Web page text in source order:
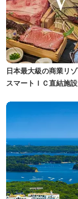
日本最大級の商業リ
スマートＩＣ直結施